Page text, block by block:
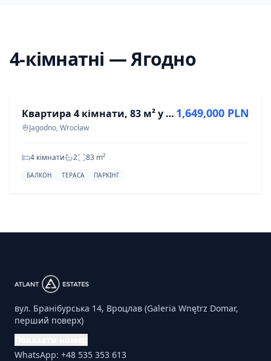
4-кімнатні — Ягодно
Квартира 4 кімнати, 83 м² у Ягодно, Вроцлав
Jagodno, Wrocław
1,649,000 PLN
4 кімнати 2 83 m²
БАЛКОН ТЕРАСА ПАРКІНГ
вул. Бранібурська 14, Вроцлав (Galeria Wnętrz Domar,
перший поверх)
WhatsApp: +48 535 353 613